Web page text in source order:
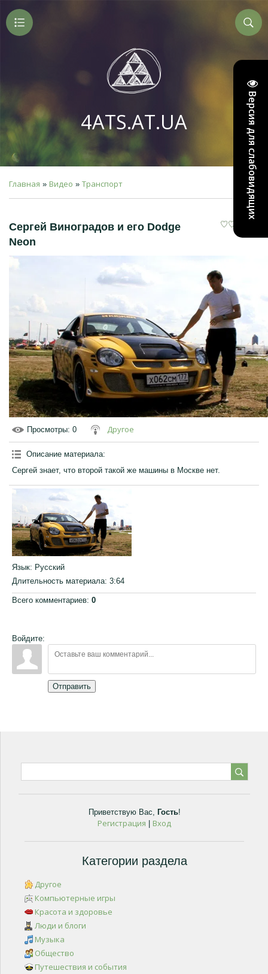
Версия для слабовидящих
4ATS.AT.UA
Главная » Видео » Транспорт
Сергей Виноградов и его Dodge
Neon
Просмотры: 0 Другое
Описание материала:
Сергей знает, что второй такой же машины в Москве нет.
Язык: Русский
Длительность материала: 3:64
Всего комментариев: 0
Войдите:
Отправить
Приветствую Вас Гость!
Регистрация | Вход
Категории раздела
Другое
Компьютерные игры
Красота и здоровье
Люди и блоги
Музыка
Общество
Путешествия и события